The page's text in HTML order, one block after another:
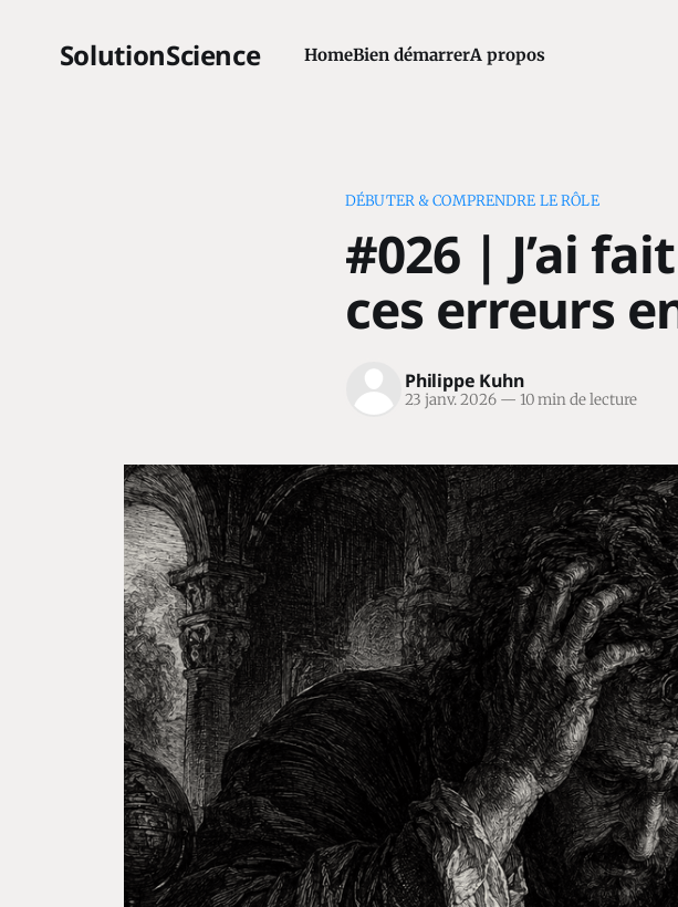
SolutionScience HomeBien démarrerA propos
DÉBUTER & COMPRENDRE LE RÔLE
#026 | J’ai
ces erreurs
Philippe Kuhn
23 janv. 2026 — 10 min de lecture